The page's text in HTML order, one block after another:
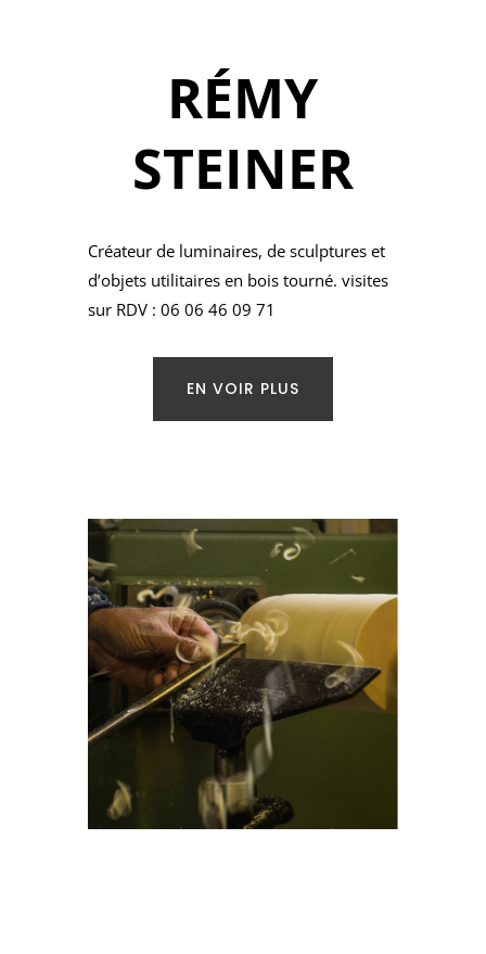
RÉMY
STEINER
Créateur de luminaires, de sculptures et
d’objets utilitaires en bois tourné. visites
sur RDV : 06 06 46 09 71
EN VOIR PLUS